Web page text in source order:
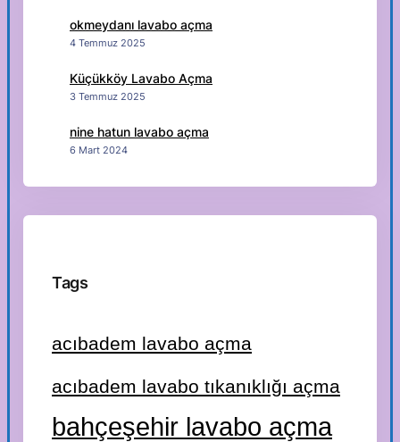
okmeydanı lavabo açma
4 Temmuz 2025
Küçükköy Lavabo Açma
3 Temmuz 2025
nine hatun lavabo açma
6 Mart 2024
Tags
acıbadem lavabo açma
acıbadem lavabo tıkanıklığı açma
bahçeşehir lavabo açma